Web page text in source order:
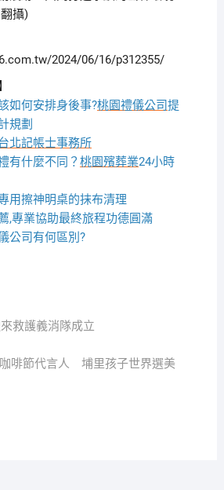
攝)
2024/06/16/p312355/
如何安排身後事?桃園禮儀公司提
規劃
北記帳士事務所
有什麼不同？ 桃園殯葬業24小時
用擦神明桌的抹布清理
,專業協助最終旅程功德圓滿
公司有何區別?
救護義消隊成立
啡節代言人 埔里孩子世界選美